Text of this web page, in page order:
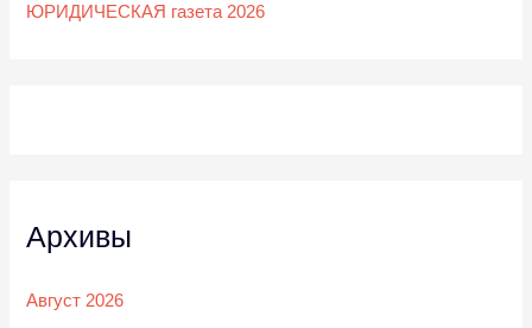
ЮРИДИЧЕСКАЯ газета 2026
Архивы
Август 2026